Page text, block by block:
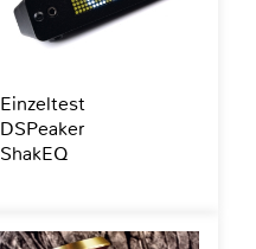
Einzeltest
DSPeaker
ShakEQ